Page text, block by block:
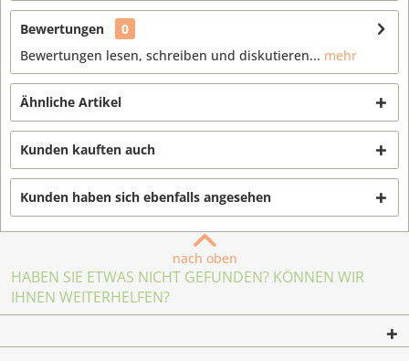
Bewertungen
0
Bewertungen lesen, schreiben und diskutieren... mehr
Ähnliche Artikel
Kunden kauften auch
Kunden haben sich ebenfalls angesehen
nach oben
HABEN SIE ETWAS NICHT GEFUNDEN? KÖNNEN WIR
IHNEN WEITERHELFEN?